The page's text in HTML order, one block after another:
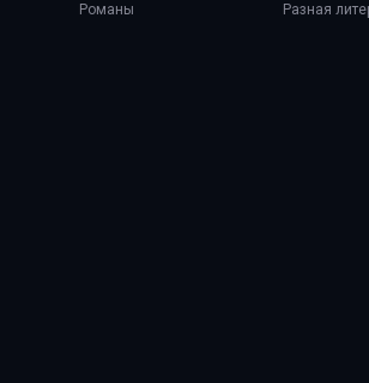
Романы